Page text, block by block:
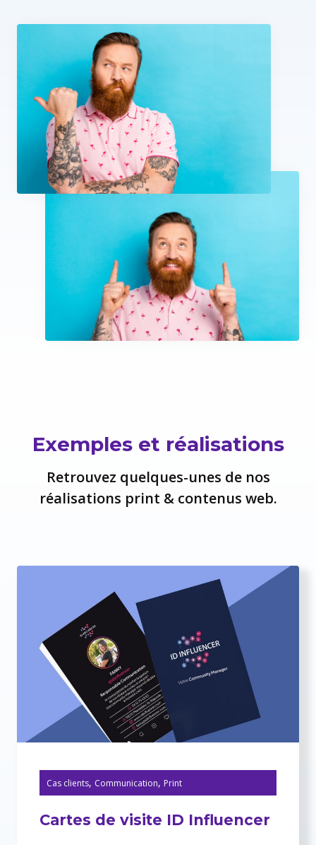
Exemples et réalisations
Retrouvez quelques-unes de nos
réalisations print & contenus web.
Cas clients, Communication, Print
Cartes de visite ID Influencer